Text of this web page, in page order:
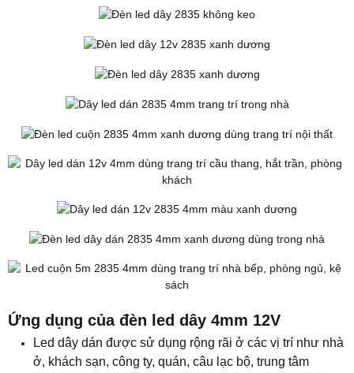
​Ứng dụng của đèn led dây 4mm 12V
Led dây dán được sử dụng rộng rãi ở các vị trí như nhà
ở, khách sạn, công ty, quán, câu lạc bộ, trung tâm